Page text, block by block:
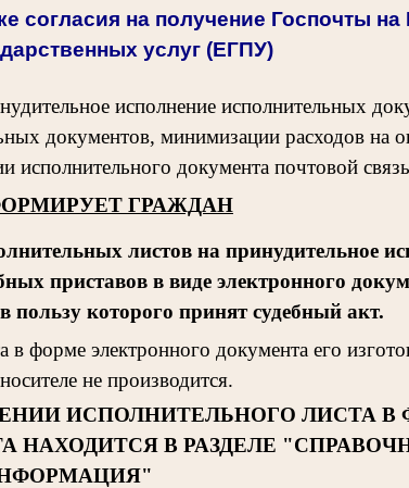
согласия на получение Госпочты
услуг (ЕГПУ)
исполнение исполнительных
документов, минимизации расходов на
исполнительного документа почтовой
ГРАЖДАН
листов на принудительное
приставов в виде электронного
пользу которого принят судебный акт.
в форме электронного документа его
не производится.
ИСПОЛНИТЕЛЬНОГО ЛИСТА В
НАХОДИТСЯ В РАЗДЕЛЕ